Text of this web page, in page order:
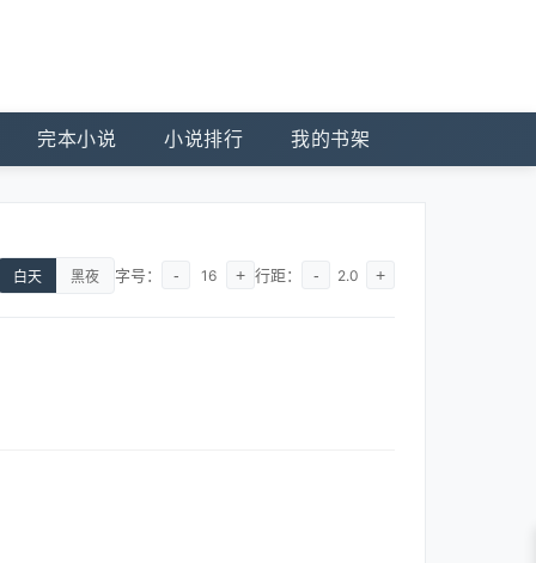
完本小说 小说排行 我的书架
白天 黑夜 字号： - 16 + 行距： - 2.0 +